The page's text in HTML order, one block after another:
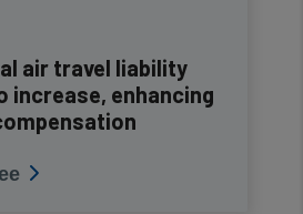
air travel liability
increase, enhancing